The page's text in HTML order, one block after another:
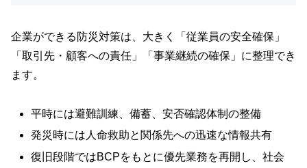
企業ができる防災対策は、大きく「従業員の安全確保」
「取引先・顧客への責任」「事業継続の確保」に整理でき
ます。
平時には避難訓練、備蓄、安否確認体制の整備
発災時には人命救助と関係先への迅速な情報共有
復旧段階ではBCPをもとに優先業務を再開し、社会